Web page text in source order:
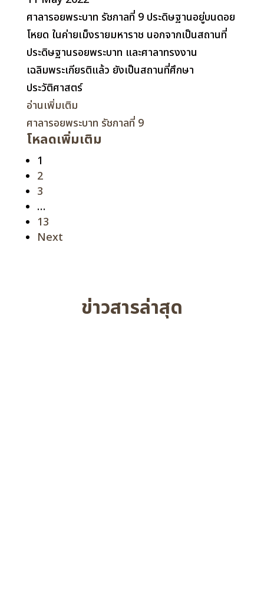
ศาลารอยพระบาท รัชกาลที่ 9 ประดิษฐานอยู่บนดอย
โหยด ในค่ายเม็งรายมหาราช นอกจากเป็นสถานที่
ประดิษฐานรอยพระบาท และศาลาทรงงาน
เฉลิมพระเกียรติแล้ว ยังเป็นสถานที่ศึกษา
ประวัติศาสตร์
อ่านเพิ่มเติม
ศาลารอยพระบาท รัชกาลที่ 9
โหลดเพิ่มเติม
Page
1
Page
2
Page
3
…
Page
13
Next
ข่าวสารล่าสุด